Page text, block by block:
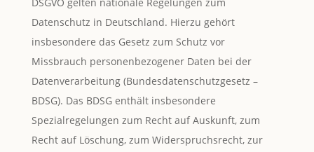
Datenschutz in Deutschland. Hierzu gehört
insbesondere das Gesetz zum Schutz vor
Missbrauch personenbezogener Daten bei der
Datenverarbeitung (Bundesdatenschutzgesetz –
BDSG). Das BDSG enthält insbesondere
Spezialregelungen zum Recht auf Auskunft, zum
Recht auf Löschung, zum Widerspruchsrecht, zur